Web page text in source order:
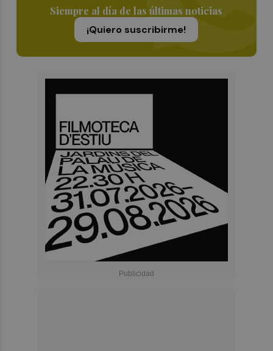
Siempre al día de las últimas noticias
¡Quiero suscribirme!